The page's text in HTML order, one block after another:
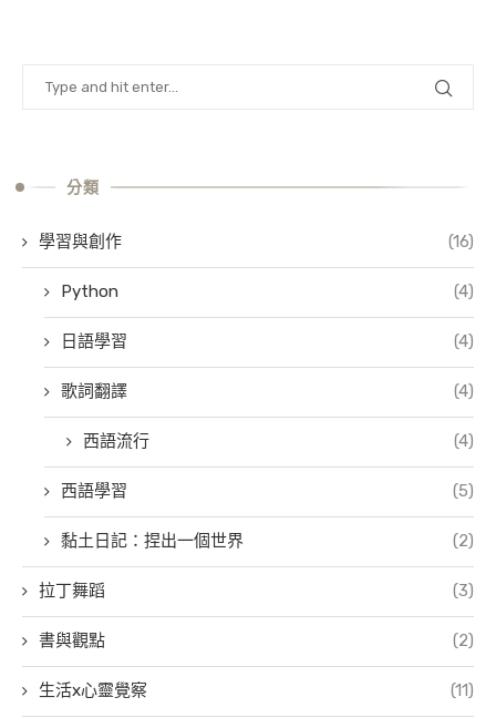
分類
學習與創作 (16)
Python (4)
日語學習 (4)
歌詞翻譯 (4)
西語流行 (4)
西語學習 (5)
黏土日記：捏出一個世界 (2)
拉丁舞蹈 (3)
書與觀點 (2)
生活x心靈覺察 (11)